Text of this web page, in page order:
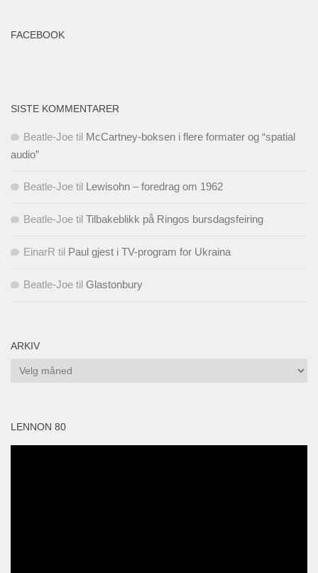
FACEBOOK
SISTE KOMMENTARER
Beatle-Joe til McCartney-boksen i flere formater og “spatial
audio”
Beatle-Joe til Lewisohn – foredrag om 1962
Beatle-Joe til Tilbakeblikk på Ringos bursdagsfeiring
EinarR til Paul gjest i TV-program for Ukraina
Beatle-Joe til Glastonbury
ARKIV
Arkiv
LENNON 80